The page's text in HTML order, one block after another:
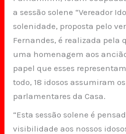
a sessão solene “Vereador
solenidade, proposta pelo
Fernandes, é realizada pela
uma homenagem aos
papel que esses
todo, 18 idosos assumiram
parlamentares da Casa.
“Esta sessão solene é
visibilidade aos nossos